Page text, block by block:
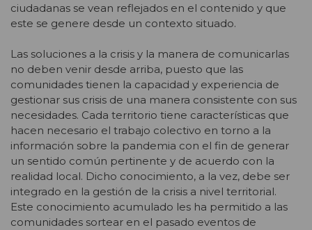
ciudadanas se vean reflejados en el contenido y que
este se genere desde un contexto situado.
Las soluciones a la crisis y la manera de comunicarlas
no deben venir desde arriba, puesto que las
comunidades tienen la capacidad y experiencia de
gestionar sus crisis de una manera consistente con sus
necesidades. Cada territorio tiene características que
hacen necesario el trabajo colectivo en torno a la
información sobre la pandemia con el fin de generar
un sentido común pertinente y de acuerdo con la
realidad local. Dicho conocimiento, a la vez, debe ser
integrado en la gestión de la crisis a nivel territorial.
Este conocimiento acumulado les ha permitido a las
comunidades sortear en el pasado eventos de